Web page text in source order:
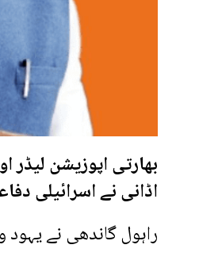
بھارتی اپوزیشن لیڈر
اڈانی نے اسرائیلی
راہول گاندھی نے